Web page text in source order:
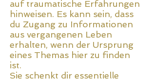
auf traumatische Erfahrungen
hinweisen. Es kann sein, dass
du Zugang zu Informationen
aus vergangenen Leben
erhalten, wenn der Ursprung
eines Themas hier zu finden
ist.
Sie schenkt dir essentielle